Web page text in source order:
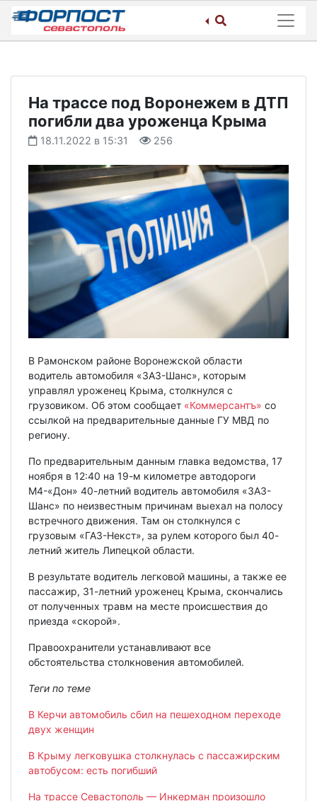
Skip
content
На трассе под Воронежем в ДТП
погибли два уроженца Крыма
18.11.2022 в 15:31 256
В Рамонском районе Воронежской области
водитель автомобиля «ЗАЗ-Шанс», которым
управлял уроженец Крыма, столкнулся с
грузовиком. Об этом сообщает «Коммерсантъ» со
ссылкой на предварительные данные ГУ МВД по
региону.
По предварительным данным главка ведомства, 17
ноября в 12:40 на 19-м километре автодороги
М4-«Дон» 40-летний водитель автомобиля «ЗАЗ-
Шанс» по неизвестным причинам выехал на полосу
встречного движения. Там он столкнулся с
грузовым «ГАЗ-Некст», за рулем которого был 40-
летний житель Липецкой области.
В результате водитель легковой машины, а также ее
пассажир, 31-летний уроженец Крыма, скончались
от полученных травм на месте происшествия до
приезда «скорой».
Правоохранители устанавливают все
обстоятельства столкновения автомобилей.
Теги по теме
В Керчи автомобиль сбил на пешеходном переходе
двух женщин
В Крыму легковушка столкнулась с пассажирским
автобусом: есть погибший
На трассе Севастополь — Инкерман произошло